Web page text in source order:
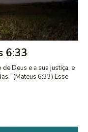
6:33
Deus e a sua justiça, e
6:33) Esse